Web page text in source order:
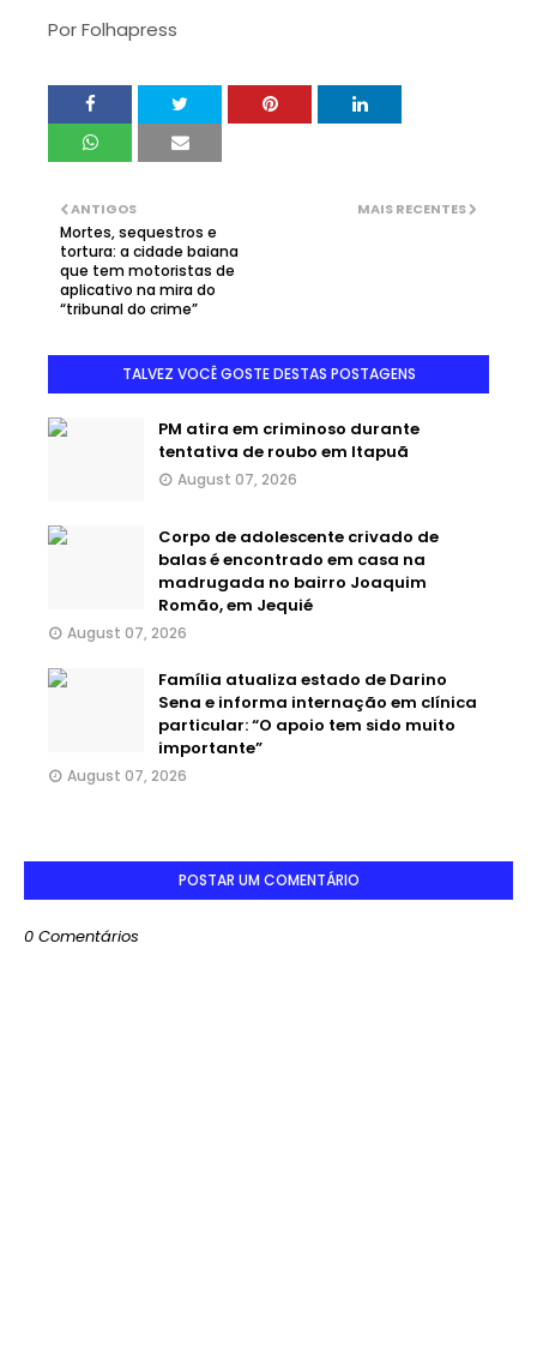
PorFolhapress
MAIS RECENTES
ANTIGOS
Mortes, sequestros e
tortura: a cidade baiana
que tem motoristas de
aplicativo na mira do
“tribunal do crime”
TALVEZ VOCÊ GOSTE DESTAS POSTAGENS
PM atira em criminoso durante
tentativa de roubo em Itapuã
August 07, 2026
Corpo de adolescente crivado de
balas é encontrado em casa na
madrugada no bairro Joaquim
Romão, em Jequié
August 07, 2026
Família atualiza estado de Darino
Sena e informa internação em clínica
particular: “O apoio tem sido muito
importante”
August 07, 2026
POSTAR UM COMENTÁRIO
0 Comentários